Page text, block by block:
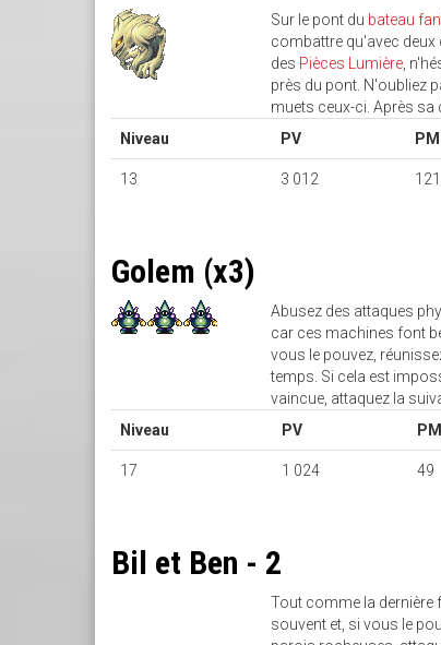
Sur le pont du bateau
combattre qu'avec deux
des Pièces Lumière ,
près du pont. N'oubliez
muets ceux-ci. Après sa
Niveau
PV PM
13 3 012 121
Golem (x3)
Abusez des attaques
car ces machines font
vous le pouvez,
temps. Si cela est
vaincue, attaquez la
Niveau
PV PM
17 1 024 49
Bil et Ben - 2
Tout comme la dernière
souvent et, si vous le